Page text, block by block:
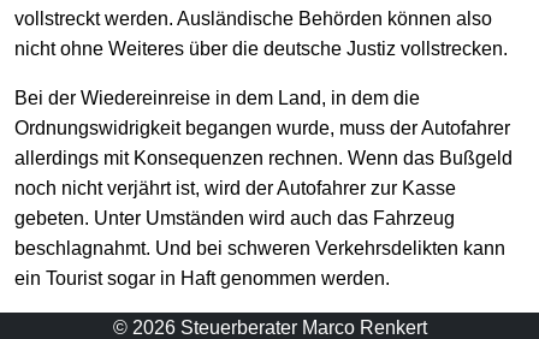
vollstreckt werden. Ausländische Behörden können also
nicht ohne Weiteres über die deutsche Justiz vollstrecken.
Bei der Wiedereinreise in dem Land, in dem die
Ordnungswidrigkeit begangen wurde, muss der Autofahrer
allerdings mit Konsequenzen rechnen. Wenn das Bußgeld
noch nicht verjährt ist, wird der Autofahrer zur Kasse
gebeten. Unter Umständen wird auch das Fahrzeug
beschlagnahmt. Und bei schweren Verkehrsdelikten kann
ein Tourist sogar in Haft genommen werden.
© 2026 Steuerberater Marco Renkert